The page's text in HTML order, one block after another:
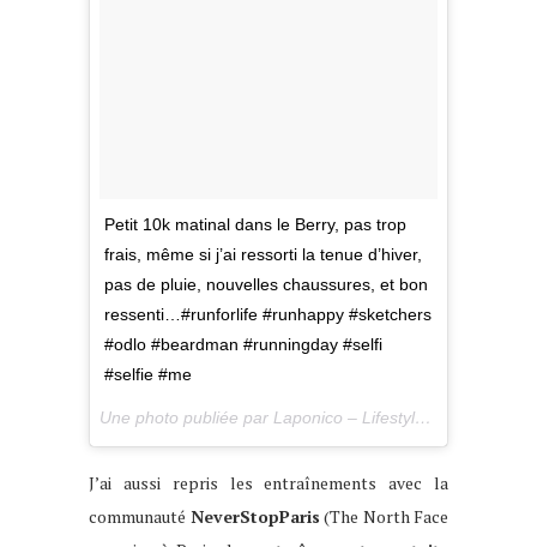
Petit 10k matinal dans le Berry, pas trop
frais, même si j’ai ressorti la tenue d’hiver,
pas de pluie, nouvelles chaussures, et bon
ressenti…#runforlife #runhappy #sketchers
#odlo #beardman #runningday #selfi
#selfie #me
Une photo publiée par Laponico – Lifestyle & Outdoor (@laponico) le
J’ai aussi repris les entraînements avec la
communauté NeverStopParis (The North Face